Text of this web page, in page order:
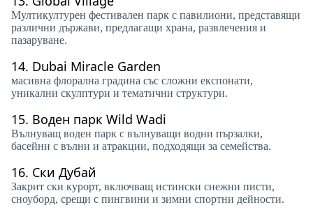
Мултикултурен фестивален парк с павилиони, представящи
различни държави, предлагащи храна, развлечения и
пазаруване.
14. Dubai Miracle Garden
масивна флорална градина със сложни експонати,
уникални скулптури и тематични структури.
15. Воден парк Wild Wadi
Вълнуващ воден парк с вълнуващи водни пързалки,
басейни с вълни и атракции, подходящи за семейства.
16. Ски Дубай
Закрит ски курорт, включващ истински снежни писти,
сноуборд, срещи с пингвини и зимни спортни дейности.